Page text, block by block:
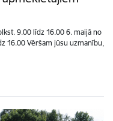
9.00 līdz 16.00 6. maijā no
16.00 Vēršam jūsu uzmanību,